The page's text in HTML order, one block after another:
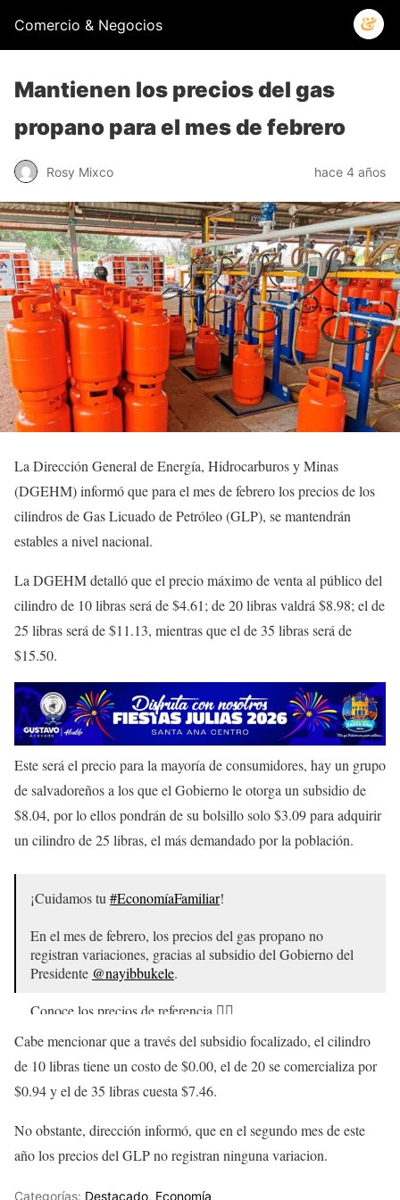
Comercio & Negocios
Mantienen los precios del gas
propano para el mes de febrero
Rosy Mixco hace 4 años
La Dirección General de Energía, Hidrocarburos y Minas
(DGEHM) informó que para el mes de febrero los precios de los
cilindros de Gas Licuado de Petróleo (GLP), se mantendrán
estables a nivel nacional.
La DGEHM detalló que el precio máximo de venta al público del
cilindro de 10 libras será de $4.61; de 20 libras valdrá $8.98; el de
25 libras será de $11.13, mientras que el de 35 libras será de
$15.50.
Este será el precio para la mayoría de consumidores, hay un grupo
de salvadoreños a los que el Gobierno le otorga un subsidio de
$8.04, por lo ellos pondrán de su bolsillo solo $3.09 para adquirir
un cilindro de 25 libras, el más demandado por la población.
¡Cuidamos tu #EconomíaFamiliar!
En el mes de febrero, los precios del gas propano no
registran variaciones, gracias al subsidio del Gobierno del
Presidente @nayibbukele.
Conoce los precios de referencia.👇🏼
— Dirección de Energía, Hidrocarburos y Minas
(@DGEHMSV)
January 31, 2023
Cabe mencionar que a través del subsidio focalizado, el cilindro
de 10 libras tiene un costo de $0.00, el de 20 se comercializa por
$0.94 y el de 35 libras cuesta $7.46.
No obstante, dirección informó, que en el segundo mes de este
año los precios del GLP no registran ninguna variacion.
Categorías: Destacado, Economía